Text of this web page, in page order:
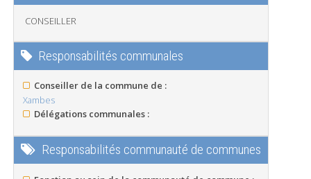
CONSEILLER
Responsabilités communales
Conseiller de la commune de :
Xambes
Délégations communales :
Responsabilités communauté de communes